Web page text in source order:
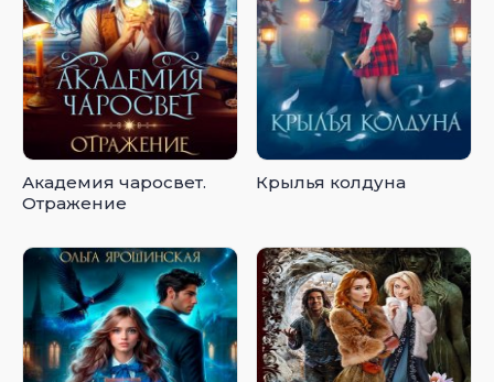
Академия чаросвет.
Отражение
Крылья колдуна